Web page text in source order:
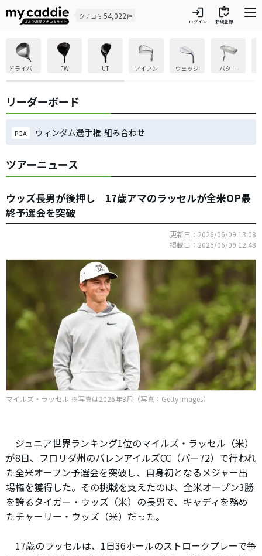
クチコミ 54,022件 login
ログイン
inventory
新規登録
ドライバー FW UT アイアン ウェッジ パター
リーダーボード
PGA ウィンダム選手権 組み合わせ
ツアーニュース
ウッズ長男が後押し 17歳アマのラッセルが全米OP最
終予選会を突破
更新日：2026/06/09 13:08
掲載日：2026/06/09 12:48
マイルズ・ラッセル ※写真は2026年3月（写真：Getty Images）
ジュニア世界ランキング1位のマイルズ・ラッセル（米）
が8日、フロリダ州のバレンアイルズCC（パー72）で行われ
た全米オープン予選会を突破し、自身初となるメジャー出
場権を獲得した。その挑戦を支えたのは、全米オープン3勝
を誇るタイガー・ウッズ（米）の長男で、キャディを務め
たチャーリー・ウッズ（米）だった。
17歳のラッセルは、1日36ホールのストロークプレーで争